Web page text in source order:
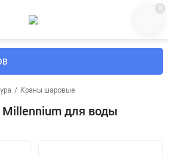
0
/ Краны шаровые
для воды